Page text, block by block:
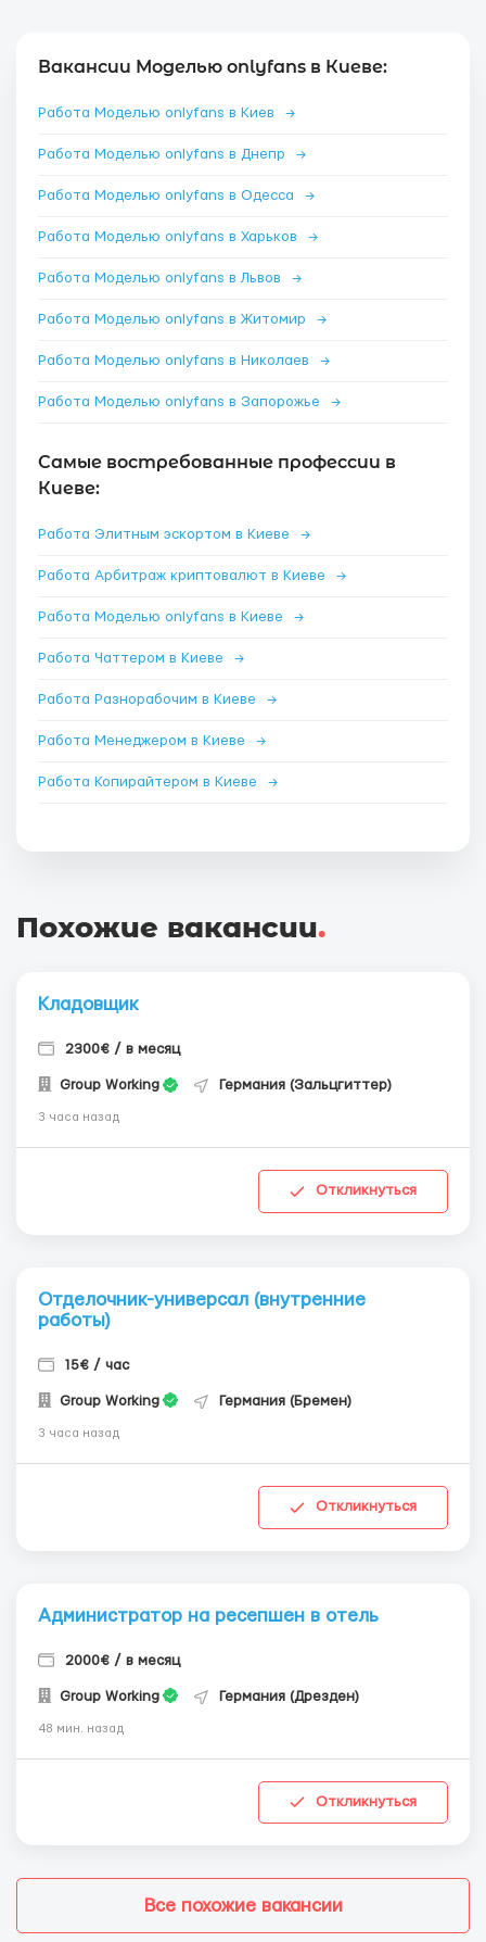
Вакансии Моделью onlyfans в Киеве:
Работа Моделью onlyfans в Киев →
Работа Моделью onlyfans в Днепр →
Работа Моделью onlyfans в Одесса →
Работа Моделью onlyfans в Харьков →
Работа Моделью onlyfans в Львов →
Работа Моделью onlyfans в Житомир →
Работа Моделью onlyfans в Николаев →
Работа Моделью onlyfans в Запорожье →
Самые востребованные профессии в
Киеве:
Работа Элитным эскортом в Киеве →
Работа Арбитраж криптовалют в Киеве →
Работа Моделью onlyfans в Киеве →
Работа Чаттером в Киеве →
Работа Разнорабочим в Киеве →
Работа Менеджером в Киеве →
Работа Копирайтером в Киеве →
Похожие вакансии.
Кладовщик
2300€ / в месяц
Group Working Германия (Зальцгиттер)
3 часа назад
Откликнуться
Отделочник-универсал (внутренние
работы)
15€ / час
Group Working Германия (Бремен)
3 часа назад
Откликнуться
Администратор на ресепшен в отель
2000€ / в месяц
Group Working Германия (Дрезден)
48 мин. назад
Откликнуться
Все похожие вакансии